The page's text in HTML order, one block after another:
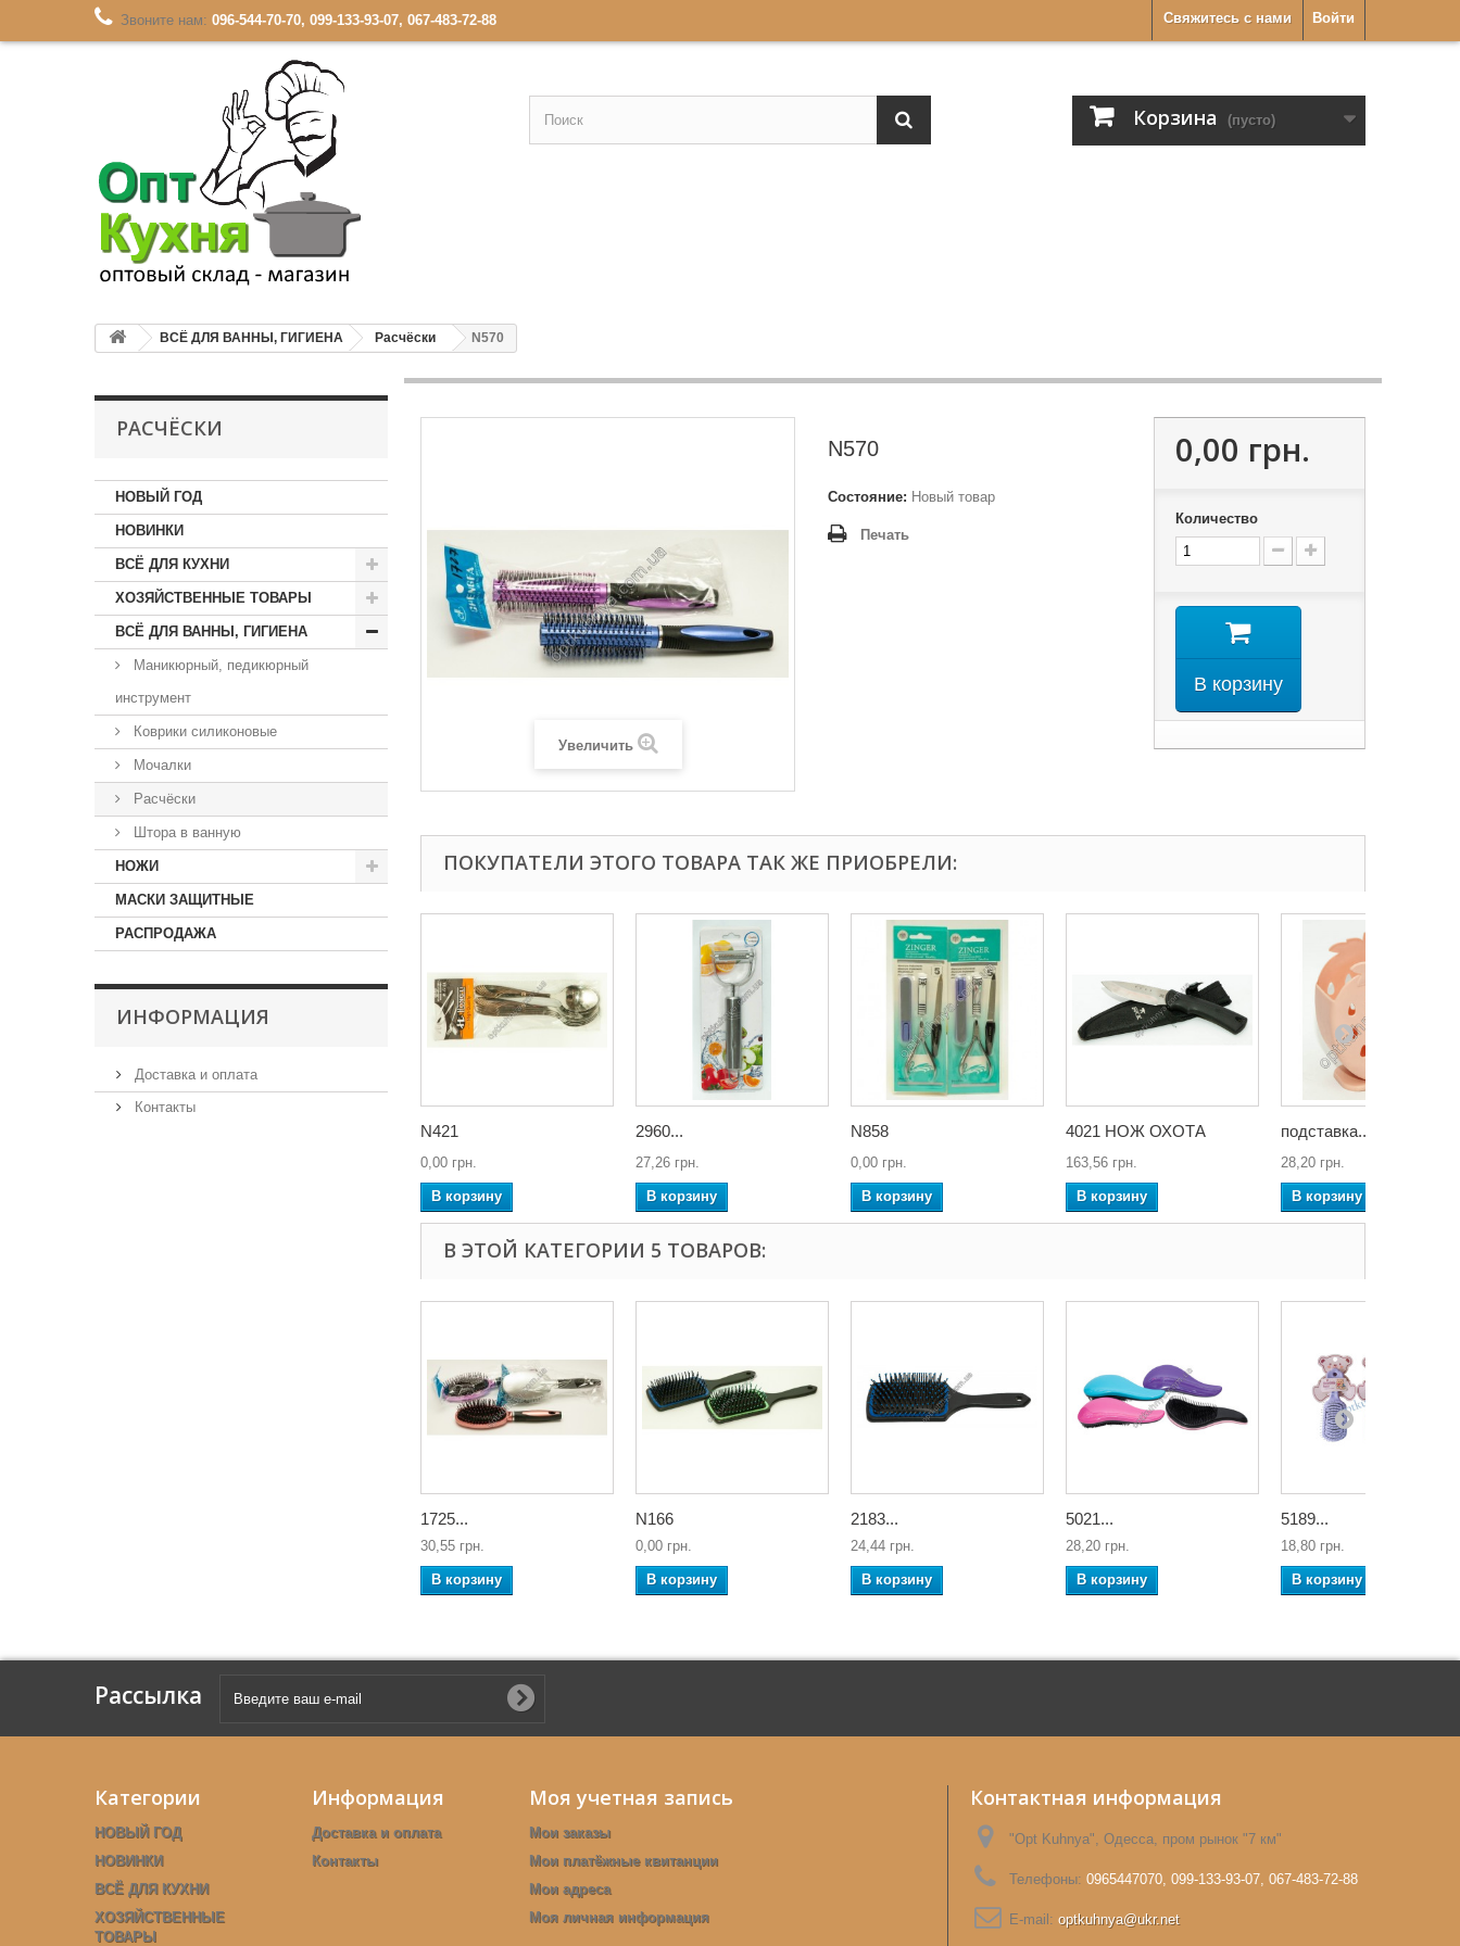
Войти
Свяжитесь с нами
Звоните нам: 096-544-70-70, 099-133-93-07, 067-483-72-88
Корзина (пусто)
ВСЁ ДЛЯ ВАННЫ, ГИГИЕНА Расчёски N570
РАСЧЁСКИ
НОВЫЙ ГОД
НОВИНКИ
ВСЁ ДЛЯ КУХНИ
ХОЗЯЙСТВЕННЫЕ ТОВАРЫ
ВСЁ ДЛЯ ВАННЫ, ГИГИЕНА
Маникюрный, педикюрный
инструмент
Коврики силиконовые
Мочалки
Расчёски
Штора в ванную
НОЖИ
МАСКИ ЗАЩИТНЫЕ
РАСПРОДАЖА
ИНФОРМАЦИЯ
Доставка и оплата
Контакты
Увеличить
N570
Состояние: Новый товар
Печать
0,00 грн.
Количество
В корзину
ПОКУПАТЕЛИ ЭТОГО ТОВАРА ТАК ЖЕ ПРИОБРЕЛИ:
N421
0,00 грн.
В корзину
2960...
27,26 грн.
В корзину
N858
0,00 грн.
В корзину
4021 НОЖ ОХОТА
163,56 грн.
В корзину
подставка...
28,20 грн.
В корзину
В ЭТОЙ КАТЕГОРИИ 5 ТОВАРОВ:
1725...
30,55 грн.
В корзину
N166
0,00 грн.
В корзину
2183...
24,44 грн.
В корзину
5021...
28,20 грн.
В корзину
5189...
18,80 грн.
В корзину
Рассылка
Категории
НОВЫЙ ГОД
НОВИНКИ
ВСЁ ДЛЯ КУХНИ
ХОЗЯЙСТВЕННЫЕ
ТОВАРЫ
Информация
Доставка и оплата
Контакты
Моя учетная запись
Мои заказы
Мои платёжные квитанции
Мои адреса
Моя личная информация
Контактная информация
"Opt Kuhnya", Одесса, пром рынок "7 км"
Телефоны: 0965447070, 099-133-93-07, 067-483-72-88
E-mail: optkuhnya@ukr.net